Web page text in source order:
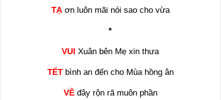
TẠơn luôn mãi nói sao cho vừa
*
VUI Xuân bên Mẹ xin thưa
TẾTbình an đến cho Mùa hồng ân
VỀđây rộn rã muôn phần